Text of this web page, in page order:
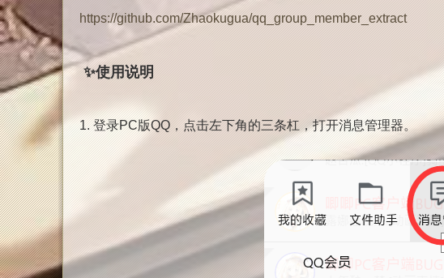
https://github.com/Zhaokugua/qq_group_member_extract
✨使用说明
1. 登录PC版QQ，点击左下角的三条杠，打开消息管理器。